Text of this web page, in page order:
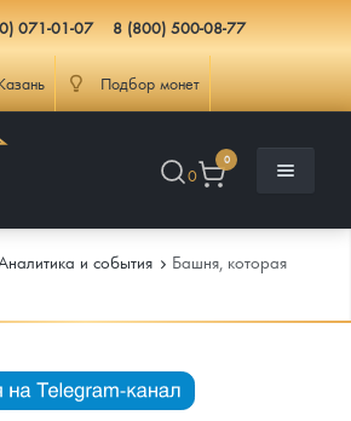
071-01-07 8 (800) 500-08-77
Подбор монет
0
0
и события
Башня, которая